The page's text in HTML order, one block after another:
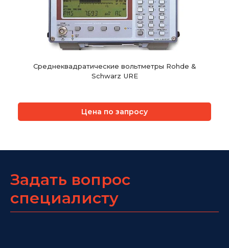
Среднеквадратические вольтметры Rohde &
Schwarz URE
Цена по запросу
Задать вопрос
специалисту